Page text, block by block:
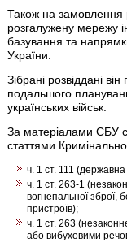
Також на замовлення
розгалужену мережу
базування та
України.
Зібрані розвіддані
подальшого
українських військ.
За матеріалами СБУ
статтями
ч. 1 ст. 111
ч. 1 ст. 263-1
вогнепальної зброї,
пристроїв);
ч. 1 ст. 263
або вибуховими